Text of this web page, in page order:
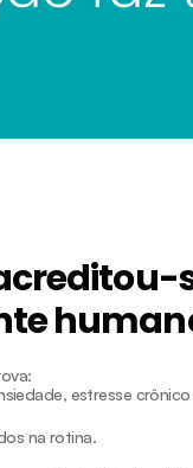
estresse
na rotina.